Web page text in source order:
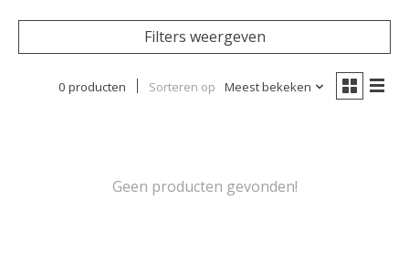
Filters weergeven
0 producten Sorteren op Meest bekeken
Geen producten gevonden!